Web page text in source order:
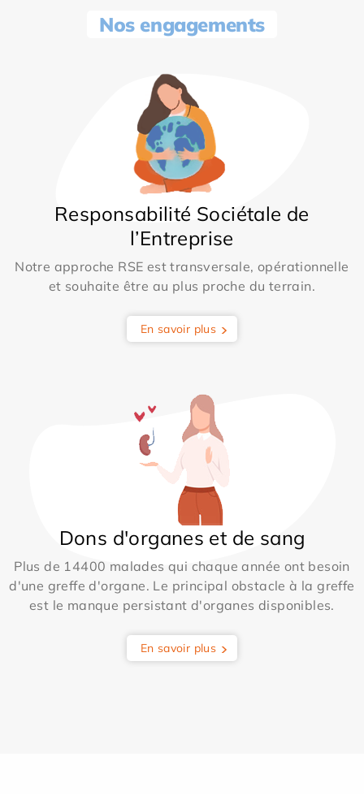
Nos engagements
Responsabilité Sociétale de
l’Entreprise
Notre approche RSE est transversale, opérationnelle
et souhaite être au plus proche du terrain.
En savoir plus
Dons d'organes et de sang
Plus de 14400 malades qui chaque année ont besoin
d'une greffe d'organe. Le principal obstacle à la greffe
est le manque persistant d'organes disponibles.
En savoir plus